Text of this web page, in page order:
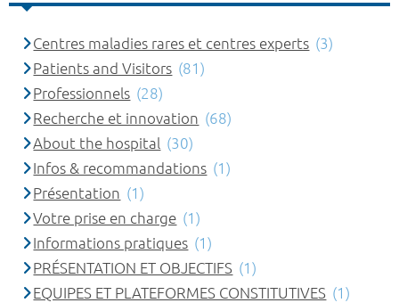
Centres maladies rares et centres experts (3)
Patients and Visitors (81)
Professionnels (28)
Recherche et innovation (68)
About the hospital (30)
Infos & recommandations (1)
Présentation (1)
Votre prise en charge (1)
Informations pratiques (1)
PRÉSENTATION ET OBJECTIFS (1)
EQUIPES ET PLATEFORMES CONSTITUTIVES (1)